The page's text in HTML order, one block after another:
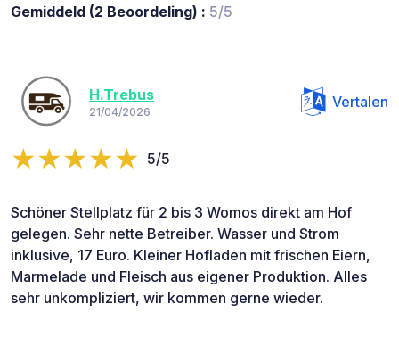
Gemiddeld (2 Beoordeling) : 5/5
H.Trebus
21/04/2026
Vertalen
5/5
Schöner Stellplatz für 2 bis 3 Womos direkt am Hof
gelegen. Sehr nette Betreiber. Wasser und Strom
inklusive, 17 Euro. Kleiner Hofladen mit frischen Eiern,
Marmelade und Fleisch aus eigener Produktion. Alles
sehr unkompliziert, wir kommen gerne wieder.